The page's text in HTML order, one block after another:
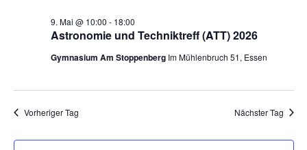
Astronomie und Techniktreff (ATT) 2026
9. Mai @ 10:00 - 18:00
Gymnasium Am Stoppenberg Im Mühlenbruch 51, Essen
Vorheriger Tag Nächster Tag